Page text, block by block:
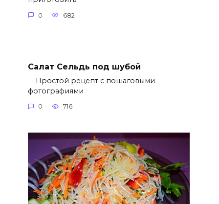
0 682
Салат Сельдь под шубой
Простой рецепт с пошаговыми
фотографиями
0 716